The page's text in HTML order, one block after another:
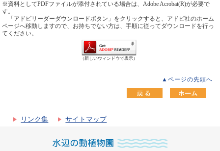
※資料としてPDFファイルが添付されている場合は、Adobe Acrobat(R)が必要で
す。
「アドビリーダーダウンロードボタン」をクリックすると、アドビ社のホーム
ページへ移動しますので、お持ちでない方は、手順に従ってダウンロードを行っ
てください。
（新しいウィンドウで表示）
▲ページの先頭へ
リンク集 サイトマップ